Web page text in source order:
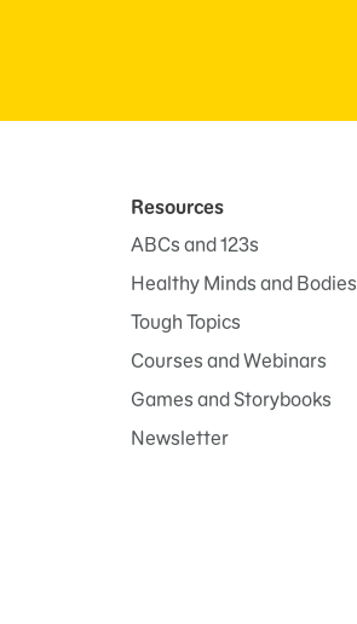
Resources
ABCs and 123s
Healthy Minds and Bodies
Tough Topics
Courses and Webinars
Games and Storybooks
Newsletter